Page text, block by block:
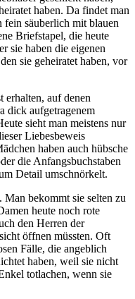
haben. Da findet man
fein säuberlich mit blauen
Briefstapel, die heute
sie haben die eigenen
sie geheiratet haben, vor
erhalten, auf denen
dick aufgetragenem
sieht man meistens nur
Liebesbeweis
haben auch hübsche
die Anfangsbuchstaben
Detail umschnörkelt.
bekommt sie selten zu
heute noch rote
den Herren der
öffnen müssten. Oft
Fälle, die angeblich
haben, weil sie nicht
totlachen, wenn sie